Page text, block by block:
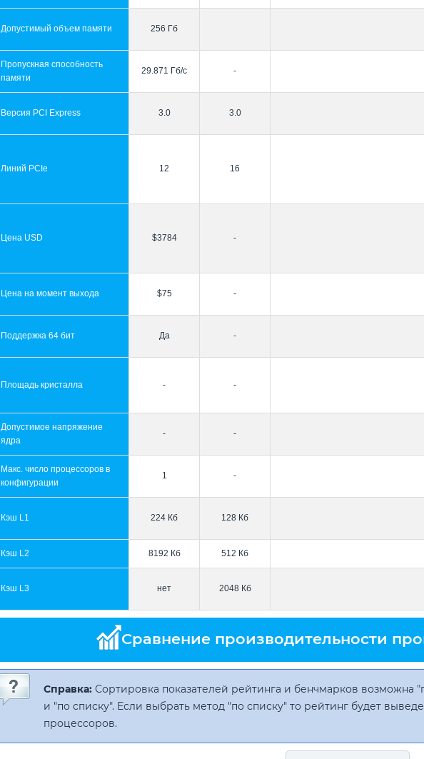
Допустимый объем памяти 256 Гб
Пропускная способность
памяти
29.871 Гб/с -
Версия PCI Express 3.0 3.0
Линий PCIe 12 16
Цена USD $3784 -
Цена на момент выхода $75 -
Поддержка 64 бит Да -
Площадь кристалла - -
Допустимое напряжение
ядра
- -
Макс. число процессоров в
конфигурации
1 -
Кэш L1 224 Кб 128 Кб
Кэш L2 8192 Кб 512 Кб
Кэш L3 нет 2048 Кб
Сравнение производительности
Справка: Сортировка показателей рейтинга и бенчмарков возможна
и "по списку". Если выбрать метод "по списку" то рейтинг будет
процессоров.